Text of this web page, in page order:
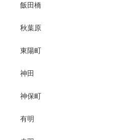
飯田橋
秋葉原
東陽町
神田
神保町
有明